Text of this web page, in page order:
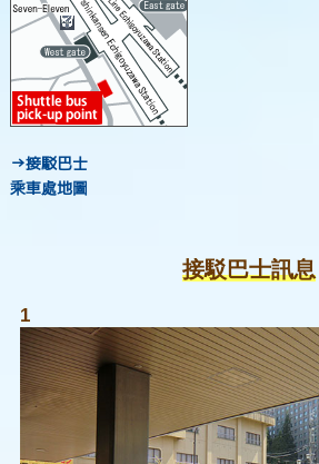
→接駁巴士
乘車處地圖
接駁巴士訊息
1